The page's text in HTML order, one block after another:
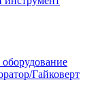
Гайковерт